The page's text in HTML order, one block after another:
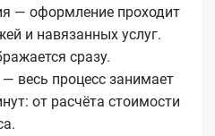
— оформление проходит
и навязанных услуг.
сразу.
весь процесс занимает
от расчёта стоимости